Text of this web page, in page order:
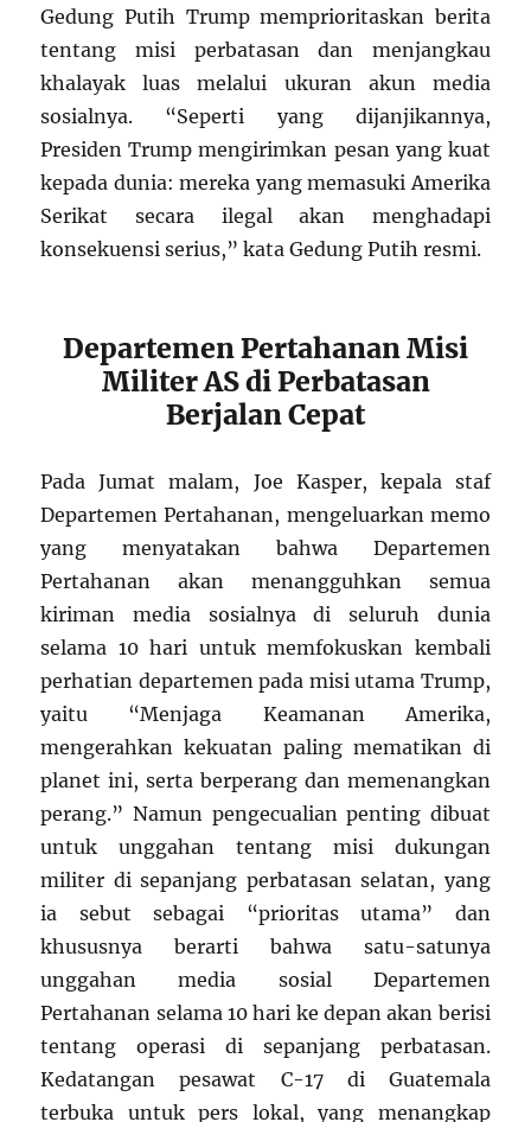
Gedung Putih Trump memprioritaskan berita
tentang misi perbatasan dan menjangkau
khalayak luas melalui ukuran akun media
sosialnya. “Seperti yang dijanjikannya,
Presiden Trump mengirimkan pesan yang kuat
kepada dunia: mereka yang memasuki Amerika
Serikat secara ilegal akan menghadapi
konsekuensi serius,” kata Gedung Putih resmi.
Departemen Pertahanan Misi
Militer AS di Perbatasan
Berjalan Cepat
Pada Jumat malam, Joe Kasper, kepala staf
Departemen Pertahanan, mengeluarkan memo
yang menyatakan bahwa Departemen
Pertahanan akan menangguhkan semua
kiriman media sosialnya di seluruh dunia
selama 10 hari untuk memfokuskan kembali
perhatian departemen pada misi utama Trump,
yaitu “Menjaga Keamanan Amerika,
mengerahkan kekuatan paling mematikan di
planet ini, serta berperang dan memenangkan
perang.” Namun pengecualian penting dibuat
untuk unggahan tentang misi dukungan
militer di sepanjang perbatasan selatan, yang
ia sebut sebagai “prioritas utama” dan
khususnya berarti bahwa satu-satunya
unggahan media sosial Departemen
Pertahanan selama 10 hari ke depan akan berisi
tentang operasi di sepanjang perbatasan.
Kedatangan pesawat C-17 di Guatemala
terbuka untuk pers lokal, yang menangkap